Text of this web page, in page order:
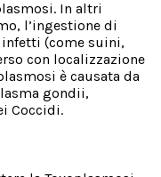
In altri
l’ingestione di
(come suini,
con localizzazione
è causata da
gondii,
Coccidi.